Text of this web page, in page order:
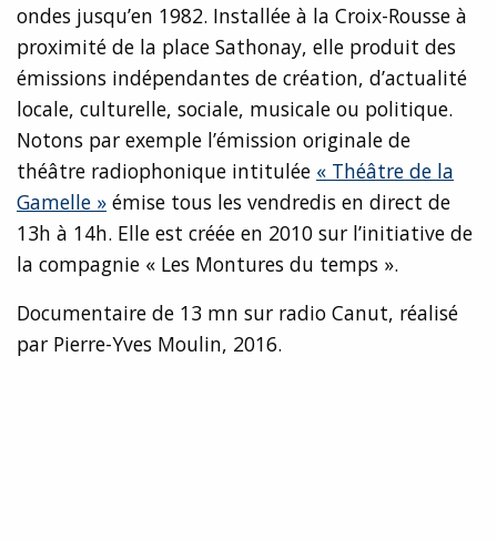
ondes jusqu’en 1982. Installée à la Croix-Rousse à
proximité de la place Sathonay, elle produit des
émissions indépendantes de création, d’actualité
locale, culturelle, sociale, musicale ou politique.
Notons par exemple l’émission originale de
théâtre radiophonique intitulée « Théâtre de la
Gamelle » émise tous les vendredis en direct de
13h à 14h. Elle est créée en 2010 sur l’initiative de
la compagnie « Les Montures du temps ».
Documentaire de 13 mn sur radio Canut, réalisé
par Pierre-Yves Moulin, 2016.